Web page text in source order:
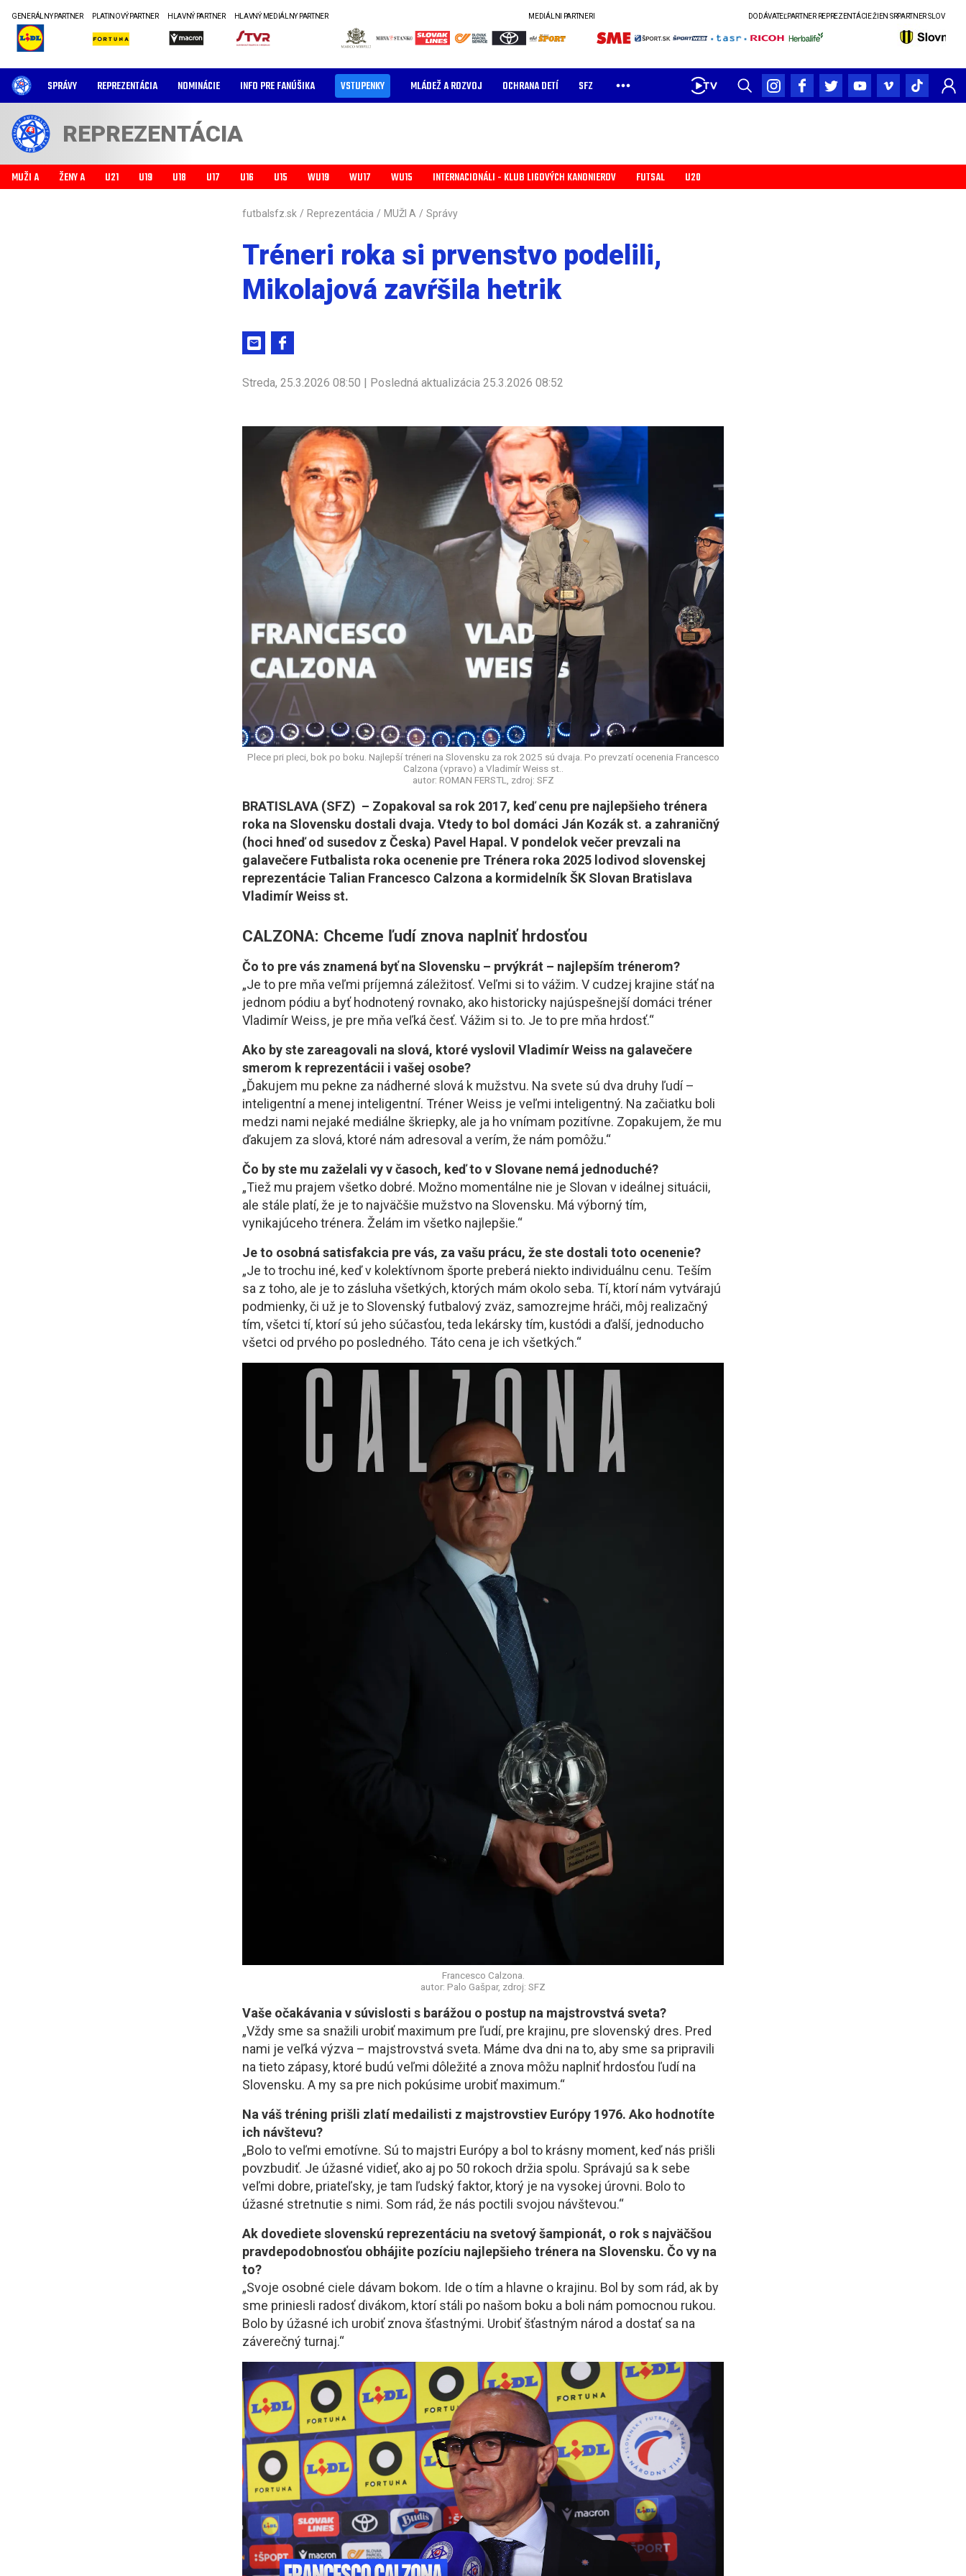
GENERÁLNY PARTNER PLATINOVÝ PARTNER HLAVNÝ PARTNER HLAVNÝ MEDIÁLNY PARTNER MEDIÁLNI PARTNERI PARTNER REPREZENTÁCIE ŽIEN SRPARTNER SLOVENSKÉHO
SPRÁVY REPREZENTÁCIA NOMINÁCIE INFO PRE FANÚŠIKA VSTUPENKY MLÁDEŽ A ROZVOJ OCHRANA DETÍ SFZ
REPREZENTÁCIA
MUŽI A ŽENY A U21 U19 U18 U17 U16 U15 WU19 WU17 WU15 INTERNACIONÁLI - KLUB LIGOVÝCH KANONIEROV FUTSAL U20
futbalsfz.sk / Reprezentácia / MUŽI A / Správy
Tréneri roka si prvenstvo podelili,
Mikolajová zavŕšila hetrik
Streda, 25.3.2026 08:50 | Posledná aktualizácia 25.3.2026 08:52
Plece pri pleci, bok po boku. Najlepší tréneri na Slovensku za rok 2025 sú dvaja. Po prevzatí ocenenia Francesco
Calzona (vpravo) a Vladimír Weiss st..
autor: ROMAN FERSTL, zdroj: SFZ
BRATISLAVA (SFZ) – Zopakoval sa rok 2017, keď cenu pre najlepšieho trénera
roka na Slovensku dostali dvaja. Vtedy to bol domáci Ján Kozák st. a zahraničný
(hoci hneď od susedov z Česka) Pavel Hapal. V pondelok večer prevzali na
galavečere Futbalista roka ocenenie pre Trénera roka 2025 lodivod slovenskej
reprezentácie Talian Francesco Calzona a kormidelník ŠK Slovan Bratislava
Vladimír Weiss st.
CALZONA: Chceme ľudí znova naplniť hrdosťou
Čo to pre vás znamená byť na Slovensku – prvýkrát – najlepším trénerom?
„Je to pre mňa veľmi príjemná záležitosť. Veľmi si to vážim. V cudzej krajine stáť na
jednom pódiu a byť hodnotený rovnako, ako historicky najúspešnejší domáci tréner
Vladimír Weiss, je pre mňa veľká česť. Vážim si to. Je to pre mňa hrdosť.“
Ako by ste zareagovali na slová, ktoré vyslovil Vladimír Weiss na galavečere
smerom k reprezentácii i vašej osobe?
„Ďakujem mu pekne za nádherné slová k mužstvu. Na svete sú dva druhy ľudí –
inteligentní a menej inteligentní. Tréner Weiss je veľmi inteligentný. Na začiatku boli
medzi nami nejaké mediálne škriepky, ale ja ho vnímam pozitívne. Zopakujem, že mu
ďakujem za slová, ktoré nám adresoval a verím, že nám pomôžu.“
Čo by ste mu zaželali vy v časoch, keď to v Slovane nemá jednoduché?
„Tiež mu prajem všetko dobré. Možno momentálne nie je Slovan v ideálnej situácii,
ale stále platí, že je to najväčšie mužstvo na Slovensku. Má výborný tím,
vynikajúceho trénera. Želám im všetko najlepšie.“
Je to osobná satisfakcia pre vás, za vašu prácu, že ste dostali toto ocenenie?
„Je to trochu iné, keď v kolektívnom športe preberá niekto individuálnu cenu. Teším
sa z toho, ale je to zásluha všetkých, ktorých mám okolo seba. Tí, ktorí nám vytvárajú
podmienky, či už je to Slovenský futbalový zväz, samozrejme hráči, môj realizačný
tím, všetci tí, ktorí sú jeho súčasťou, teda lekársky tím, kustódi a ďalší, jednoducho
všetci od prvého po posledného. Táto cena je ich všetkých.“
Francesco Calzona.
autor: Palo Gašpar, zdroj: SFZ
Vaše očakávania v súvislosti s barážou o postup na majstrovstvá sveta?
„Vždy sme sa snažili urobiť maximum pre ľudí, pre krajinu, pre slovenský dres. Pred
nami je veľká výzva – majstrovstvá sveta. Máme dva dni na to, aby sme sa pripravili
na tieto zápasy, ktoré budú veľmi dôležité a znova môžu naplniť hrdosťou ľudí na
Slovensku. A my sa pre nich pokúsime urobiť maximum.“
Na váš tréning prišli zlatí medailisti z majstrovstiev Európy 1976. Ako hodnotíte
ich návštevu?
„Bolo to veľmi emotívne. Sú to majstri Európy a bol to krásny moment, keď nás prišli
povzbudiť. Je úžasné vidieť, ako aj po 50 rokoch držia spolu. Správajú sa k sebe
veľmi dobre, priateľsky, je tam ľudský faktor, ktorý je na vysokej úrovni. Bolo to
úžasné stretnutie s nimi. Som rád, že nás poctili svojou návštevou.“
Ak dovediete slovenskú reprezentáciu na svetový šampionát, o rok s najväčšou
pravdepodobnosťou obhájite pozíciu najlepšieho trénera na Slovensku. Čo vy na
to?
„Svoje osobné ciele dávam bokom. Ide o tím a hlavne o krajinu. Bol by som rád, ak by
sme priniesli radosť divákom, ktorí stáli po našom boku a boli nám pomocnou rukou.
Bolo by úžasné ich urobiť znova šťastnými. Urobiť šťastným národ a dostať sa na
záverečný turnaj.“